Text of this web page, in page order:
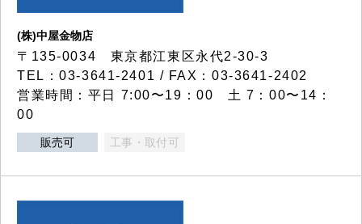
(株)中屋金物店
〒135-0034 東京都江東区永代2-30-3
TEL：03-3641-2401 / FAX：03-3641-2402
営業時間：平日 7:00〜19：00 土 7：00〜14：
00
販売可 工事・取付可